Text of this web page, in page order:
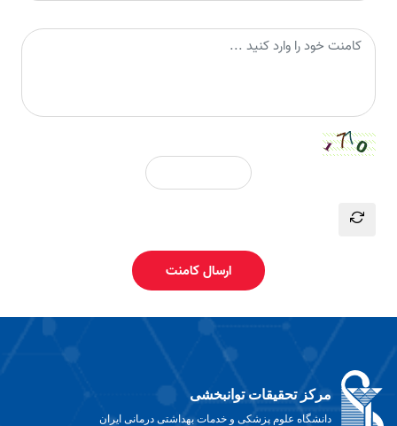
ارسال کامنت
مرکز تحقیقات توانبخشی
دانشگاه علوم پزشکی و خدمات بهداشتی درمانی ایران